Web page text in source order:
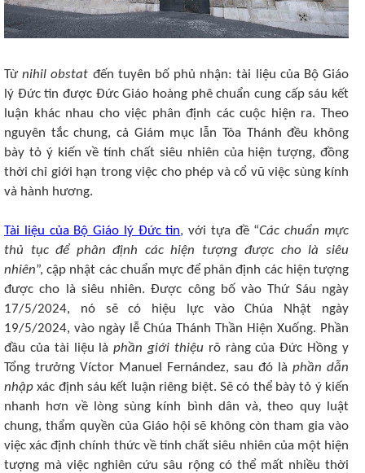
Từnihil obstat đến tuyên bố phủ nhận: tài liệu của Bộ Giáo
lý Đức tin được Đức Giáo hoàng phê chuẩn cung cấp sáu kết
luận khác nhau cho việc phân định các cuộc hiện ra. Theo
nguyên tắc chung, cả Giám mục lẫn Tòa Thánh đều không
bày tỏ ý kiến về tính chất siêu nhiên của hiện tượng, đồng
thời chỉ giới hạn trong việc cho phép và cổ vũ việc sùng kính
và hành hương.
Tài liệu của Bộ Giáo lý Đức tin, với tựa đề “Các chuẩn mực
thủ tục để phân định các hiện tượng được cho là siêu
nhiên”, cập nhật các chuẩn mực để phân định các hiện tượng
được cho là siêu nhiên. Được công bố vào Thứ Sáu ngày
17/5/2024, nó sẽ có hiệu lực vào Chúa Nhật ngày
19/5/2024, vào ngày lễ Chúa Thánh Thần Hiện Xuống. Phần
đầu của tài liệu làphần giới thiệu rõ ràng của Đức Hồng y
Tổng trưởng Víctor Manuel Fernández, sau đó là phần dẫn
nhập xác định sáu kết luận riêng biệt. Sẽ có thể bày tỏ ý kiến
nhanh hơn về lòng sùng kính bình dân và, theo quy luật
chung, thẩm quyền của Giáo hội sẽ không còn tham gia vào
việc xác định chính thức về tính chất siêu nhiên của một hiện
tượng mà việc nghiên cứu sâu rộng có thể mất nhiều thời